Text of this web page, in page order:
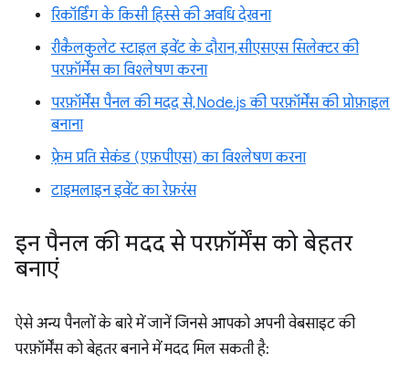
रिकॉर्डिंग के किसी हिस्से की अवधि देखना
रीकैलकुलेट स्टाइल इवेंट के दौरान, सीएसएस सिलेक्टर की
परफ़ॉर्मेंस का विश्लेषण करना
परफ़ॉर्मेंस पैनल की मदद से, Node.js की परफ़ॉर्मेंस की प्रोफ़ाइल
बनाना
फ़्रेम प्रति सेकंड (एफ़पीएस) का विश्लेषण करना
टाइमलाइन इवेंट का रेफ़रंस
इन पैनल की मदद से परफ़ॉर्मेंस को बेहतर
बनाएं
ऐसे अन्य पैनलों के बारे में जानें जिनसे आपको अपनी वेबसाइट की
परफ़ॉर्मेंस को बेहतर बनाने में मदद मिल सकती है: